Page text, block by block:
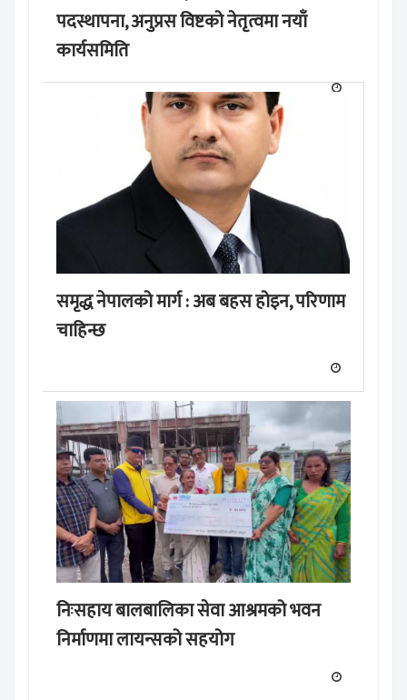
पदस्थापना, अनुप्रस विष्टको नेतृत्वमा नयाँ
कार्यसमिति
समृद्ध नेपालको मार्ग : अब बहस होइन, परिणाम
चाहिन्छ
निःसहाय बालबालिका सेवा आश्रमको भवन
निर्माणमा लायन्सको सहयोग